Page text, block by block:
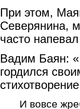
При этом,
Северянина,
часто
Вадим Баян:
гордился
И вовсе